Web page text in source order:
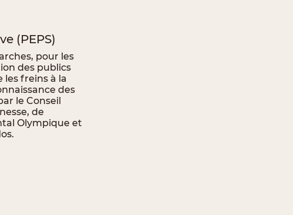
(PEPS)
pour les
des publics
freins à la
des
le Conseil
de
Olympique et